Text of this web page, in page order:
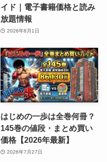
イド｜電子書籍価格と読み
放題情報
2026年8月1日
はじめの一歩は全巻何冊？
145巻の値段・まとめ買い
価格【2026年最新】
2026年7月27日